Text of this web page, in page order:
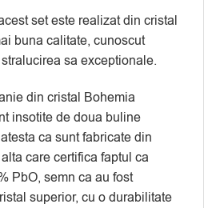
set este realizat din cristal
buna calitate, cunoscut
sa exceptionale.
din cristal Bohemia
insotite de doua buline
ca sunt fabricate din
care certifica faptul ca
PbO, semn ca au fost
superior, cu o durabilitate